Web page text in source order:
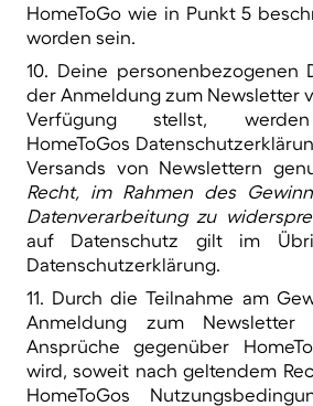
HomeToGo wie in Punkt 5
worden sein.
10. Deine personenbezogenen
der Anmeldung zum Newsletter
Verfügung stellst,
HomeToGos
Versands von Newslettern
Recht, im Rahmen des
Datenverarbeitung zu
auf Datenschutz gilt im
Datenschutzerklärung.
11. Durch die Teilnahme am
Anmeldung zum Newsletter
Ansprüche gegenüber
wird, soweit nach geltendem
HomeToGos